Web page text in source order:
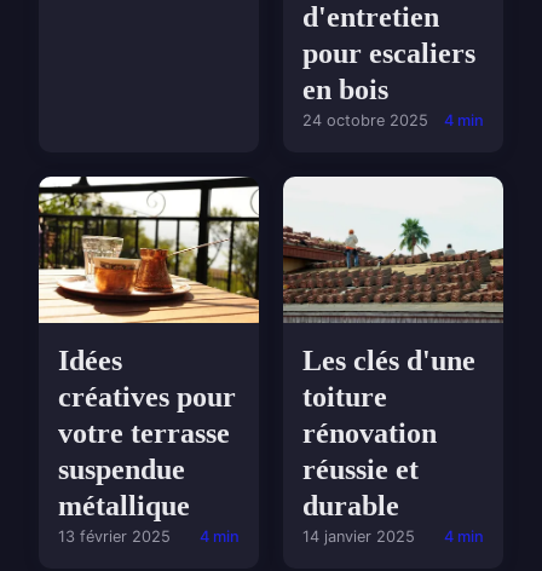
d'entretien
pour escaliers
en bois
24 octobre 2025 4 min
Idées
créatives pour
votre terrasse
suspendue
métallique
13 février 2025 4 min
Les clés d'une
toiture
rénovation
réussie et
durable
14 janvier 2025 4 min